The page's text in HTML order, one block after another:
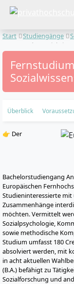
Start Studiengänge
Angewandte
Überblick
👉 Der
Bachelorstudiengang
Europäischen
Studieninteressierte mit
Zusammenhänge
möchten. Vermittelt
Sozialpsychologie,
sowie methodische
Studium umfasst 180
absolviert werden, mit
in acht aktuellen
(B.A.) befähigt zu
Sozialforschung und